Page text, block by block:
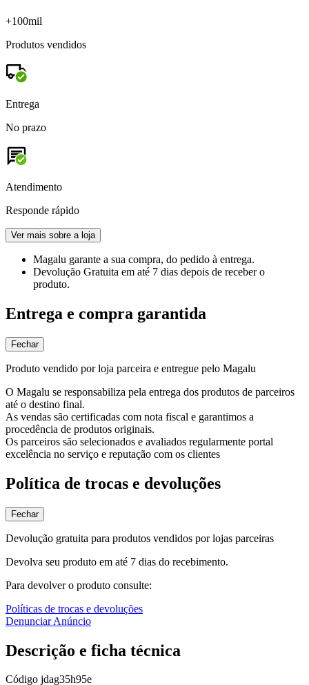
+100mil
Produtos vendidos
Entrega
No prazo
Atendimento
Responde rápido
Ver mais sobre a loja
Magalu garante a sua compra, do pedido à entrega.
Devolução Gratuita em até 7 dias depois de receber o
produto.
Entrega e compra garantida
Fechar
Produto vendido por loja parceira e entregue pelo Magalu
O Magalu se responsabiliza pela entrega dos produtos de parceiros
até o destino final.
As vendas são certificadas com nota fiscal e garantimos a
procedência de produtos originais.
Os parceiros são selecionados e avaliados regularmente portal
excelência no serviço e reputação com os clientes
Política de trocas e devoluções
Fechar
Devolução gratuita para produtos vendidos por lojas parceiras
Devolva seu produto em até 7 dias do recebimento.
Para devolver o produto consulte:
Políticas de trocas e devoluções
Denunciar Anúncio
Descrição e ficha técnica
Código jdag35h95e